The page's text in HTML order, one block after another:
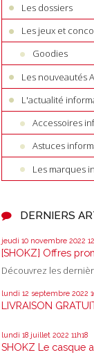
Les dossiers
Les jeux et
Goodies
Les nouveautés
L'actualité
Accessoires
Astuces
Les marques
DERNIERS
jeudi 10 novembre 2022
[SHOKZ] Offres
Découvrez les
lundi 12 septembre 2022
LIVRAISON
lundi 18 juillet 2022 11h18
SHOKZ Le casque